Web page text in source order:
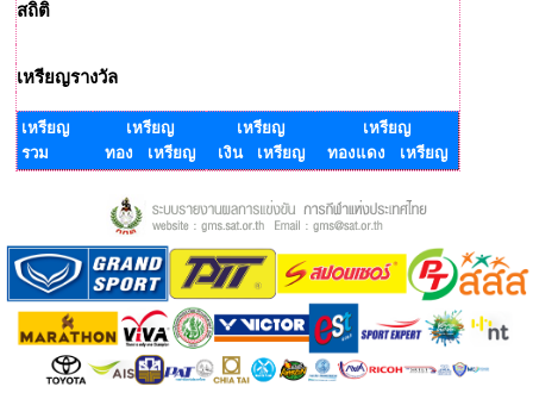
สถิติ
เหรียญรางวัล
เหรียญ
รวม
เหรียญ
ทอง เหรียญ
เหรียญ
เงิน เหรียญ
เหรียญ
ทองแดง เหรียญ